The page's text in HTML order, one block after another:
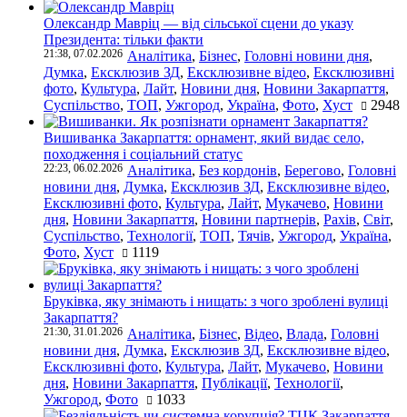
Олександр Мавріц — від сільської сцени до указу
Президента: тільки факти
21:38, 07.02.2026 Аналітика, Бізнес, Головні новини дня,
Думка, Ексклюзив ЗД, Ексклюзивне відео, Ексклюзивні
фото, Культура, Лайт, Новини дня, Новини Закарпаття,
Суспільство, ТОП, Ужгород, Україна, Фото, Хуст 2948
Вишиванка Закарпаття: орнамент, який видає село,
походження і соціальний статус
22:23, 06.02.2026 Аналітика, Без кордонів, Берегово, Головні
новини дня, Думка, Ексклюзив ЗД, Ексклюзивне відео,
Ексклюзивні фото, Культура, Лайт, Мукачево, Новини
дня, Новини Закарпаття, Новини партнерів, Рахів, Світ,
Суспільство, Технології, ТОП, Тячів, Ужгород, Україна,
Фото, Хуст 1119
Бруківка, яку знімають і нищать: з чого зроблені вулиці
Закарпаття?
21:30, 31.01.2026 Аналітика, Бізнес, Відео, Влада, Головні
новини дня, Думка, Ексклюзив ЗД, Ексклюзивне відео,
Ексклюзивні фото, Культура, Лайт, Мукачево, Новини
дня, Новини Закарпаття, Публікації, Технології,
Ужгород, Фото 1033